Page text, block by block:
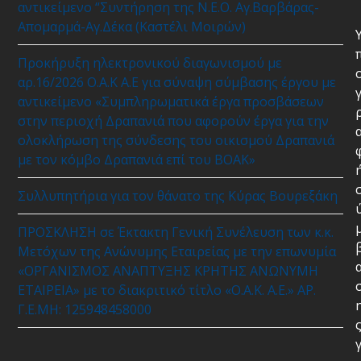
αντικείμενο “Συντήρηση της Ν.Ε.Ο. Αγ.Βαρβάρας-
Απομαρμά-Αγ.Δέκα (Καστέλι Μοιρών)
Προκήρυξη ηλεκτρονικού διαγωνισμού με
αρ.16/2026 Ο.Α.Κ Α.Ε για σύναψη σύμβασης έργου με
αντικείμενο «Συμπληρωματικά έργα προσβάσεων
στην περιοχή Δραπανιά που αφορούν έργα για την
ολοκλήρωση της σύνδεσης του οικισμού Δραπανιά
με τον κόμβο Δραπανιά επί του ΒΟΑΚ»
Συλλυπητήρια για τον θάνατο της Κύρας Βουρεξάκη
ΠΡΟΣΚΛΗΣΗ σε Έκτακτη Γενική Συνέλευση των κ.κ.
Μετόχων της Ανώνυμης Εταιρείας με την επωνυμία
«ΟΡΓΑΝΙΣΜΟΣ ΑΝΑΠΤΥΞΗΣ ΚΡΗΤΗΣ ΑΝΩΝΥΜΗ
ΕΤΑΙΡΕΙΑ» με το διακριτικό τίτλο «Ο.Α.Κ. Α.Ε.» ΑΡ.
Γ.Ε.ΜΗ: 125948458000
γ
ς
γ